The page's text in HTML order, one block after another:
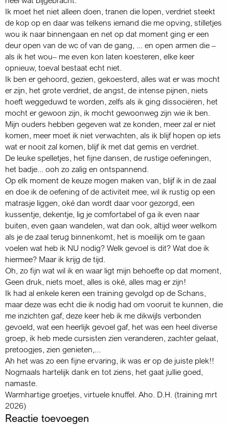
Ik moet het niet alleen doen, tranen die lopen, verdriet steekt
de kop op en daar was telkens iemand die me opving, stilletjes
wou ik naar binnengaan en net op dat moment ging er een
deur open van de wc of van de gang, ... en open armen die –
als ik het wou– me even kon laten koesteren, elke keer
opnieuw, toeval bestaat echt niet.
Ik ben er gehoord, gezien, gekoesterd, alles wat er was mocht
er zijn, het grote verdriet, de angst, de intense pijnen, niets
hoeft weggeduwd te worden, zelfs als ik ging dissociëren, het
mocht er gewoon zijn, ik mocht gewoonweg zijn wie ik ben.
Mijn ouders hebben gegeven wat ze konden, meer zal er niet
komen, meer moet ik niet verwachten, als ik blijf hopen op iets
wat er nooit zal komen, blijf ik met dat gemis en verdriet.
De leuke spelletjes, het fijne dansen, de rustige oefeningen,
het badje... ooh zo zalig en ontspannend.
Op elk moment de keuze mogen maken van, blijf ik in de zaal
en doe ik de oefening of de activiteit mee, wil ik rustig op een
matrasje liggen, oké dan wordt daar voor gezorgd, een
kussentje, dekentje, lig je comfortabel of ga ik even naar
buiten, even gaan wandelen, wat dan ook, altijd weer welkom
als je de zaal terug binnenkomt, het is moeilijk om te gaan
voelen wat heb ik NU nodig? Welk gevoel is dit? Wat doe ik
hiermee? Maar ik krijg de tijd.
Oh, zo fijn wat wil ik en waar ligt mijn behoefte op dat moment,
Geen druk, niets moet, alles is oké, alles mag er zijn!
Ik had al enkele keren een training gevolgd op de Schans,
maar deze was echt die ik nodig had om vooruit te kunnen, die
me inzichten gaf, deze keer heb ik me dikwijls verbonden
gevoeld, wat een heerlijk gevoel gaf, het was een heel diverse
groep, ik heb mede cursisten zien veranderen, zachter gelaat,
pretoogjes, zien genieten,...
Ah het was zo een fijne ervaring, ik was er op de juiste plek!!
Nogmaals hartelijk dank en tot ziens, het gaat jullie goed,
namaste.
Warmhartige groetjes, virtuele knuffel. Aho. D.H. (training mrt
2026)
Reactie toevoegen